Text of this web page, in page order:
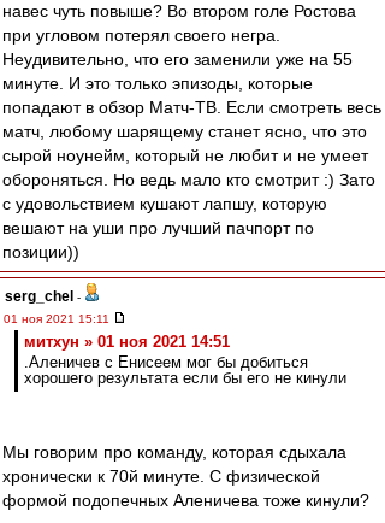
навес чуть повыше? Во втором голе Ростова
при угловом потерял своего негра.
Неудивительно, что его заменили уже на 55
минуте. И это только эпизоды, которые
попадают в обзор Матч-ТВ. Если смотреть весь
матч, любому шарящему станет ясно, что это
сырой ноунейм, который не любит и не умеет
обороняться. Но ведь мало кто смотрит :) Зато
с удовольствием кушают лапшу, которую
вешают на уши про лучший пачпорт по
позиции))
serg_chel -
01 ноя 2021 15:11
митхун » 01 ноя 2021 14:51
.Аленичев с Енисеем мог бы добиться
хорошего результата если бы его не кинули
Мы говорим про команду, которая сдыхала
хронически к 70й минуте. С физической
формой подопечных Аленичева тоже кинули?